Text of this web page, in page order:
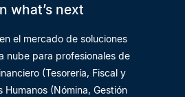
what’s next
el mercado de soluciones
nube para profesionales de
(Tesorería, Fiscal y
Humanos (Nómina, Gestión